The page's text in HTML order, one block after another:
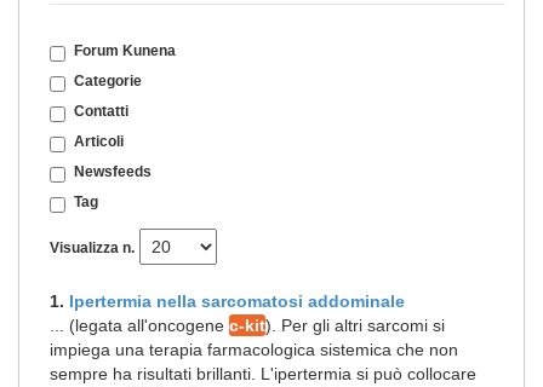
Forum Kunena
Categorie
Contatti
Articoli
Newsfeeds
Tag
Visualizza n.
1. Ipertermia nella sarcomatosi addominale
... (legata all'oncogene c-kit). Per gli altri sarcomi si
impiega una terapia farmacologica sistemica che non
sempre ha risultati brillanti. L'ipertermia si può collocare